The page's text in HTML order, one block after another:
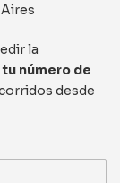
la
número de
desde